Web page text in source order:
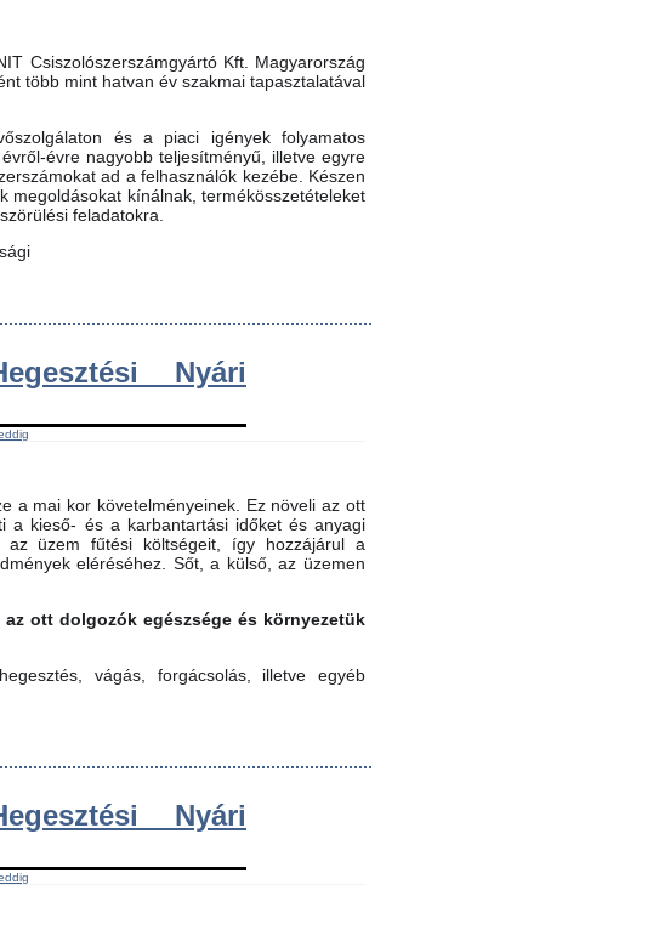
Csiszolószerszámgyártó Kft. Magyarország
több mint hatvan év szakmai tapasztalatával
és a piaci igények folyamatos
évre nagyobb teljesítményű, illetve egyre
ad a felhasználók kezébe. Készen
megoldásokat kínálnak, termékösszetételeket
feladatokra.
Nyári
a mai kor követelményeinek. Ez növeli az ott
a kieső- és a karbantartási időket és anyagi
az üzem fűtési költségeit, így hozzájárul a
eléréséhez. Sőt, a külső, az üzemen
ott dolgozók egészsége és környezetük
vágás, forgácsolás, illetve egyéb
Nyári